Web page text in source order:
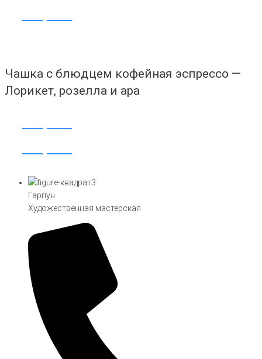
Чашка с блюдцем кофейная эспрессо —
Лорикет, розелла и ара
Гарпун
Художественная мастерская